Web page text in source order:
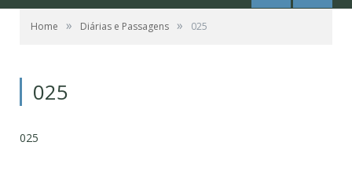
Home » Diárias e Passagens » 025
025
025